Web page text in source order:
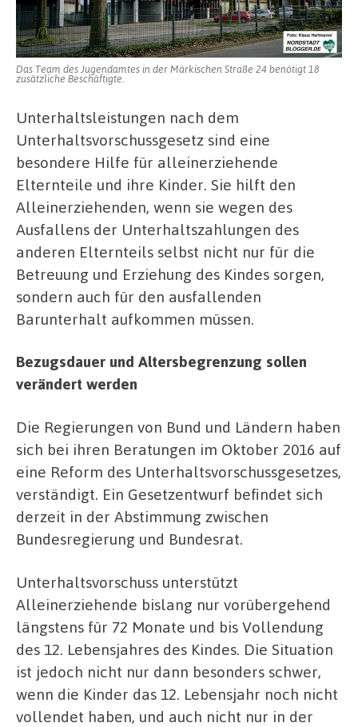
Das Team des Jugendamtes in der Märkischen Straße 24 benötigt 18
zusätzliche Beschäftigte.
Unterhaltsleistungen nach dem
Unterhaltsvorschussgesetz sind eine
besondere Hilfe für alleinerziehende
Elternteile und ihre Kinder. Sie hilft den
Alleinerziehenden, wenn sie wegen des
Ausfallens der Unterhaltszahlungen des
anderen Elternteils selbst nicht nur für die
Betreuung und Erziehung des Kindes sorgen,
sondern auch für den ausfallenden
Barunterhalt aufkommen müssen.
Bezugsdauer und Altersbegrenzung sollen
verändert werden
Die Regierungen von Bund und Ländern haben
sich bei ihren Beratungen im Oktober 2016 auf
eine Reform des Unterhaltsvorschussgesetzes,
verständigt. Ein Gesetzentwurf befindet sich
derzeit in der Abstimmung zwischen
Bundesregierung und Bundesrat.
Unterhaltsvorschuss unterstützt
Alleinerziehende bislang nur vorübergehend
längstens für 72 Monate und bis Vollendung
des 12. Lebensjahres des Kindes. Die Situation
ist jedoch nicht nur dann besonders schwer,
wenn die Kinder das 12. Lebensjahr noch nicht
vollendet haben, und auch nicht nur in der